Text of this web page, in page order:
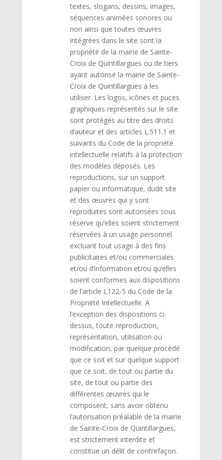
textes, slogans, dessins, images,
séquences animées sonores ou
non ainsi que toutes œuvres
intégrées dans le site sont la
propriété de la mairie de Sainte-
Croix de Quintillargues ou de tiers
ayant autorisé la mairie de Sainte-
Croix de Quintillargues à les
utiliser. Les logos, icônes et puces
graphiques représentés sur le site
sont protégés au titre des droits
d’auteur et des articles L.511.1 et
suivants du Code de la propriété
intellectuelle relatifs à la protection
des modèles déposés. Les
reproductions, sur un support
papier ou informatique, dudit site
et des œuvres qui y sont
reproduites sont autorisées sous
réserve qu’elles soient strictement
réservées à un usage personnel
excluant tout usage à des fins
publicitaires et/ou commerciales
et/ou d’information et/ou qu’elles
soient conformes aux dispositions
de l’article L122-5 du Code de la
Propriété Intellectuelle. A
l’exception des dispositions ci-
dessus, toute reproduction,
représentation, utilisation ou
modification, par quelque procédé
que ce soit et sur quelque support
que ce soit, de tout ou partie du
site, de tout ou partie des
différentes œuvres qui le
composent, sans avoir obtenu
l’autorisation préalable de la mairie
de Sainte-Croix de Quintillargues,
est strictement interdite et
constitue un délit de contrefaçon.